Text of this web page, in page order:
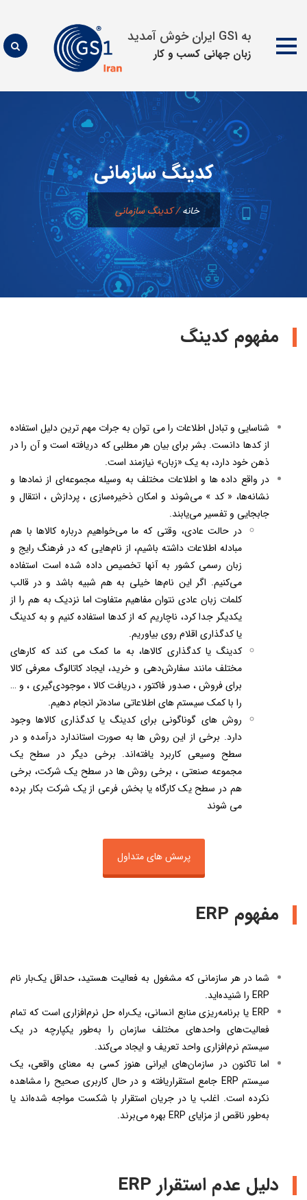
به GS1 ایران خوش آمدید
زبان جهانی كسب و كار
محتوا
کدینگ سازمانی
خانه/کدینگ سازمانی
مفهوم کدینگ
شناسایی و تبادل اطلاعات را می توان به جرات مهم ترین دلیل استفاده
از کدها دانست. بشر برای بیان هر مطلبی که دریافته است و آن را در
ذهن خود دارد، به یک «زبان» نیازمند است.
در واقع داده ها و اطلاعات مختلف به وسیله مجموعه‌ای از نمادها و
نشانه‌ها، « کد » می‌شوند و امکان ذخیره‌سازی ، پردازش ، انتقال و
جابجایی و تفسیر می‌یابند.
در حالت عادی، وقتی که ما می‌خواهیم درباره کالاها با هم
مبادله اطلاعات داشته باشیم، از نام‌هایی که در فرهنگ رایج و
زبان رسمی کشور به آنها تخصیص داده شده است استفاده
می‌کنیم. اگر این نام‌ها خیلی به هم شبیه باشد و در قالب
کلمات زبان عادی نتوان مفاهیم متفاوت اما نزدیک به هم را از
یکدیگر جدا کرد، ناچاریم که از کدها استفاده کنیم و به کدینگ
یا کدگذاری اقلام روی بیاوریم.
کدینگ یا کدگذاری کالاها، به ما کمک می کند که کارهای
مختلف مانند سفارش‌دهی و خرید، ایجاد کاتالوگ معرفی کالا
برای فروش ، صدور فاکتور ، دریافت کالا ، موجودی‌گیری ، و …
را با کمک سیستم های اطلاعاتی ساده‌تر انجام دهیم.
روش های گوناگونی برای کدینگ یا کدگذاری کالا‌ها وجود
دارد. برخی از این روش ها به صورت استاندارد درآمده و در
سطح وسیعی کاربرد یافته‌اند. برخی دیگر در سطح یک
مجموعه صنعتی ، برخی روش ها در سطح یک شرکت، برخی
هم در سطح یک کارگاه یا بخش فرعی از یک شرکت بکار برده
می شوند
پرسش های متداول
مفهوم ERP
شما در هر سازمانی که مشغول به فعالیت هستید، حداقل یک‌بار نام
ERP را شنیده‌اید.
ERP یا برنامه‌ریزی منابع انسانی، یک‌راه حل نرم‌افزاری است که تمام
فعالیت‌های واحدهای مختلف سازمان را به‌طور یکپارچه در یک
سیستم نرم‌افزاری واحد تعریف و ایجاد می‌کند.
اما تاکنون در سازمان‌های ایرانی هنوز کسی به معنای واقعی، یک
سیستم ERP جامع استقراریافته و در حال کاربری صحیح را مشاهده
نکرده است. اغلب یا در جریان استقرار با شکست مواجه شده‌اند یا
به‌طور ناقص از مزایای ERP بهره می‌برند.
دلیل عدم استقرار ERP